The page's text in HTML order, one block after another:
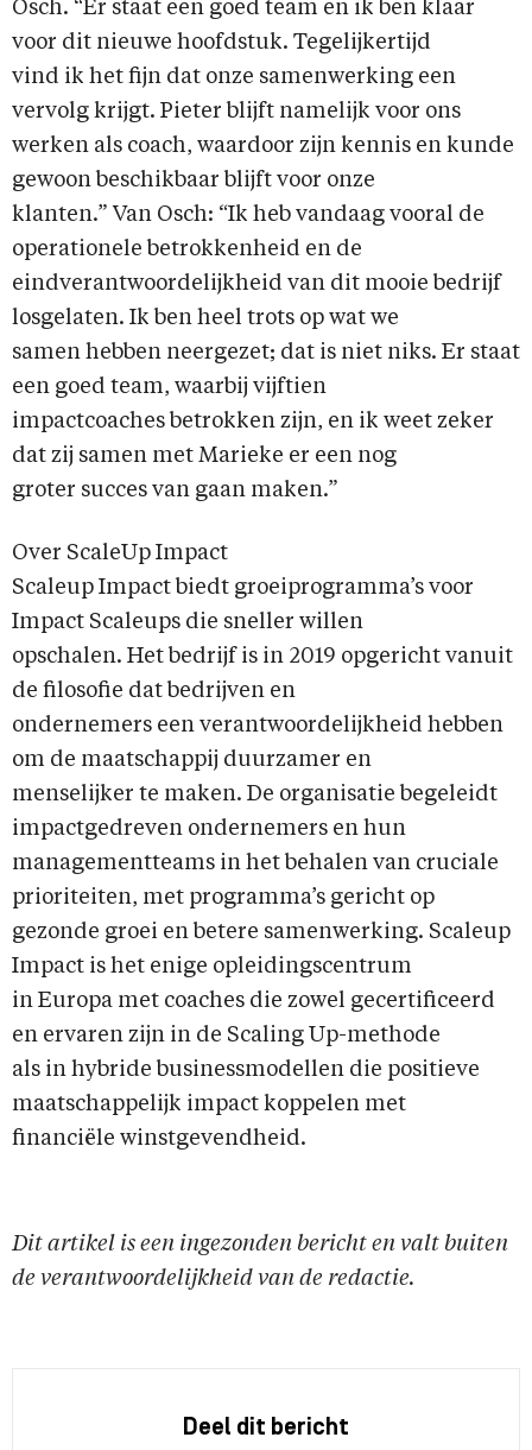
Osch. “Er staat een goed team en ik ben klaar
voor dit nieuwe hoofdstuk. Tegelijkertijd
vind ik het fijn dat onze samenwerking een
vervolg krijgt. Pieter blijft namelijk voor ons
werken als coach, waardoor zijn kennis en kunde
gewoon beschikbaar blijft voor onze
klanten.” Van Osch: “Ik heb vandaag vooral de
operationele betrokkenheid en de
eindverantwoordelijkheid van dit mooie bedrijf
losgelaten. Ik ben heel trots op wat we
samen hebben neergezet; dat is niet niks. Er staat
een goed team, waarbij vijftien
impactcoaches betrokken zijn, en ik weet zeker
dat zij samen met Marieke er een nog
groter succes van gaan maken.”
Over ScaleUp Impact
Scaleup Impact biedt groeiprogramma’s voor
Impact Scaleups die sneller willen
opschalen. Het bedrijf is in 2019 opgericht vanuit
de filosofie dat bedrijven en
ondernemers een verantwoordelijkheid hebben
om de maatschappij duurzamer en
menselijker te maken. De organisatie begeleidt
impactgedreven ondernemers en hun
managementteams in het behalen van cruciale
prioriteiten, met programma’s gericht op
gezonde groei en betere samenwerking. Scaleup
Impact is het enige opleidingscentrum
in Europa met coaches die zowel gecertificeerd
en ervaren zijn in de Scaling Up-methode
als in hybride businessmodellen die positieve
maatschappelijk impact koppelen met
financiële winstgevendheid.
Dit artikel is een ingezonden bericht en valt buiten
de verantwoordelijkheid van de redactie.
Deel dit bericht